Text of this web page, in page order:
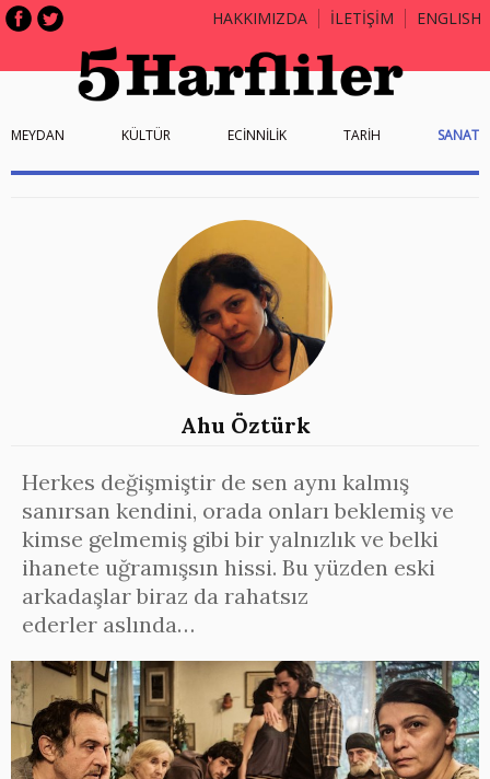
HAKKIMIZDA İLETİŞİM ENGLISH
MEYDAN KÜLTÜR ECİNNİLİK TARİH SANAT
Ahu Öztürk
Herkes değişmiştir de sen aynı kalmış
sanırsan kendini, orada onları beklemiş ve
kimse gelmemiş gibi bir yalnızlık ve belki
ihanete uğramışsın hissi. Bu yüzden eski
arkadaşlar biraz da rahatsız
ederler aslında…